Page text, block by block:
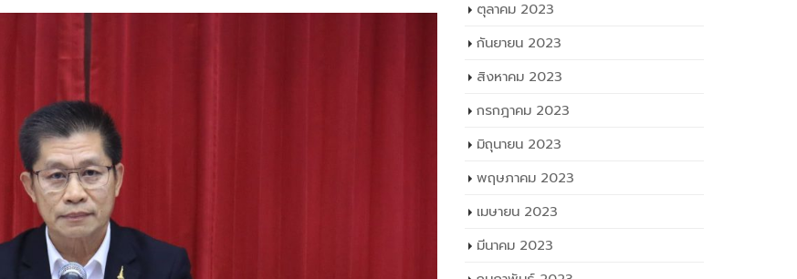
ตุลาคม 2023
กันยายน 2023
สิงหาคม 2023
กรกฎาคม 2023
มิถุนายน 2023
พฤษภาคม 2023
เมษายน 2023
มีนาคม 2023